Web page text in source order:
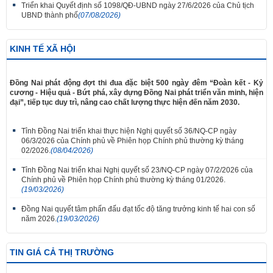
Triển khai Quyết định số 1098/QĐ-UBND ngày 27/6/2026 của Chủ tịch
UBND thành phố(07/08/2026)
KINH TẾ XÃ HỘI
Đồng Nai phát động đợt thi đua đặc biệt 500 ngày đêm “Đoàn kết - Kỷ
cương - Hiệu quả - Bứt phá, xây dựng Đồng Nai phát triển văn minh, hiện
đại”, tiếp tục duy trì, nâng cao chất lượng thực hiện đến năm 2030.
Tỉnh Đồng Nai triển khai thực hiện Nghị quyết số 36/NQ-CP ngày
06/3/2026 của Chính phủ về Phiên họp Chính phủ thường kỳ tháng
02/2026. (08/04/2026)
Tỉnh Đồng Nai triển khai Nghị quyết số 23/NQ-CP ngày 07/2/2026 của
Chính phủ về Phiên họp Chính phủ thường kỳ tháng 01/2026.
(19/03/2026)
Đồng Nai quyết tâm phấn đấu đạt tốc độ tăng trưởng kinh tế hai con số
năm 2026. (19/03/2026)
TIN GIÁ CẢ THỊ TRƯỜNG